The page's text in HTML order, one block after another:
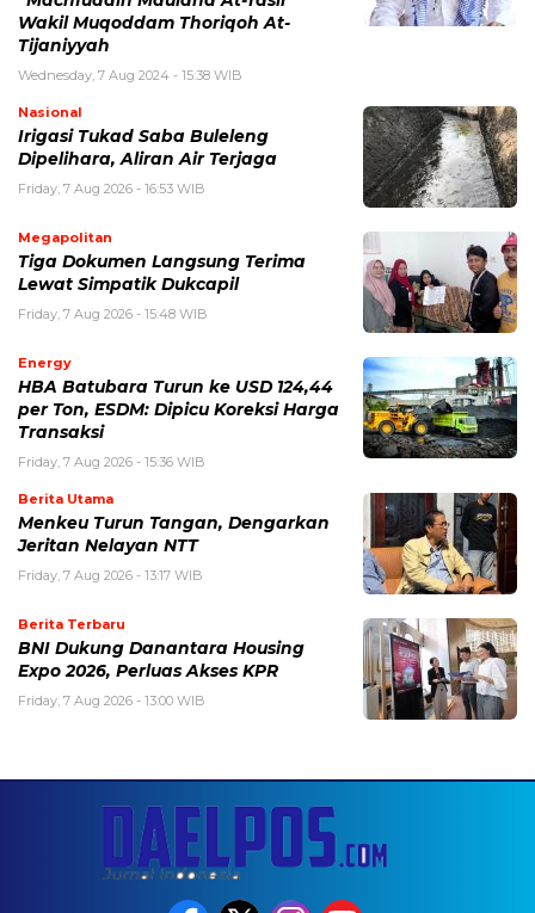
Wakil Muqoddam Thoriqoh At-
Tijaniyyah
Wednesday, 7 Aug 2024 - 15:38 WIB
Nasional
Irigasi Tukad Saba Buleleng
Dipelihara, Aliran Air Terjaga
Friday, 7 Aug 2026 - 16:53 WIB
Megapolitan
Tiga Dokumen Langsung Terima
Lewat Simpatik Dukcapil
Friday, 7 Aug 2026 - 15:48 WIB
Energy
HBA Batubara Turun ke USD 124,44
per Ton, ESDM: Dipicu Koreksi Harga
Transaksi
Friday, 7 Aug 2026 - 15:36 WIB
Berita Utama
Menkeu Turun Tangan, Dengarkan
Jeritan Nelayan NTT
Friday, 7 Aug 2026 - 13:17 WIB
Berita Terbaru
BNI Dukung Danantara Housing
Expo 2026, Perluas Akses KPR
Friday, 7 Aug 2026 - 13:00 WIB